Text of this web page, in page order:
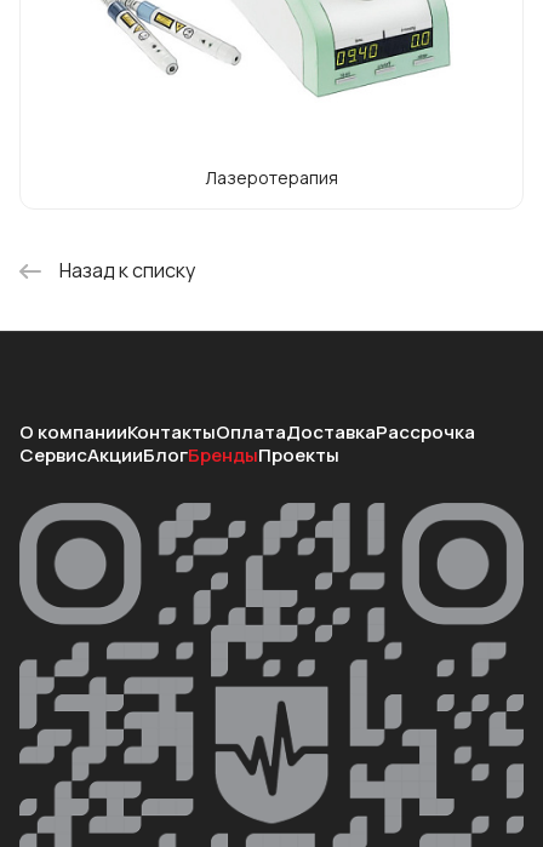
Лазеротерапия
Назад к списку
О компанииКонтактыОплатаДоставкаРассрочка
СервисАкцииБлогБрендыПроекты